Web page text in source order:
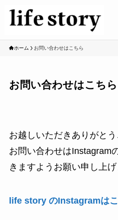
ホーム お問い合わせはこちら
お問い合わせはこちら
お越しいただきありがとう
お問い合わせはInstagram
きますようお願い申し上げ
life story のInstagramは